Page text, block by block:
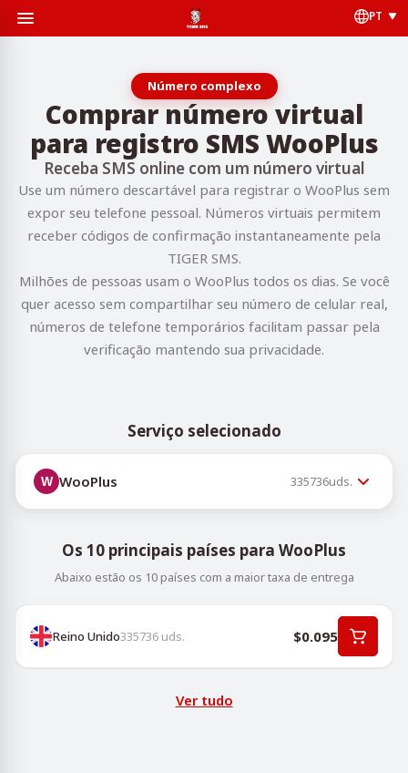
PT
Número complexo
Comprar número virtual
para registro SMS WooPlus
Receba SMS online com um número virtual
Use um número descartável para registrar o WooPlus sem
expor seu telefone pessoal. Números virtuais permitem
receber códigos de confirmação instantaneamente pela
TIGER SMS.
Milhões de pessoas usam o WooPlus todos os dias. Se você
quer acesso sem compartilhar seu número de celular real,
números de telefone temporários facilitam passar pela
verificação mantendo sua privacidade.
Serviço selecionado
WooPlus 335736uds.
Os 10 principais países para WooPlus
Abaixo estão os 10 países com a maior taxa de entrega
Reino Unido335736 uds. $0.095
Ver tudo